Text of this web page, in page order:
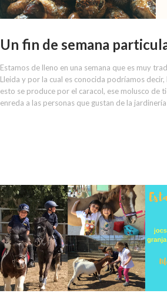
Un fin de semana
Estamos de lleno en una semana que es muy
Lleida y por la cual es conocida podríamos
esto se produce por el caracol, ese molusco de
enreda a las personas que gustan de la